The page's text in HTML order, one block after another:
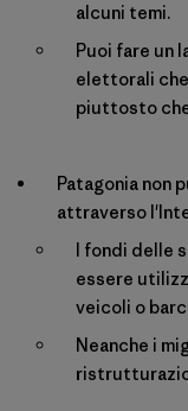
alcuni temi.
Puoi fare un
elettorali
piuttosto
Patagonia non
attraverso
I fondi delle
essere
veicoli o
Neanche i